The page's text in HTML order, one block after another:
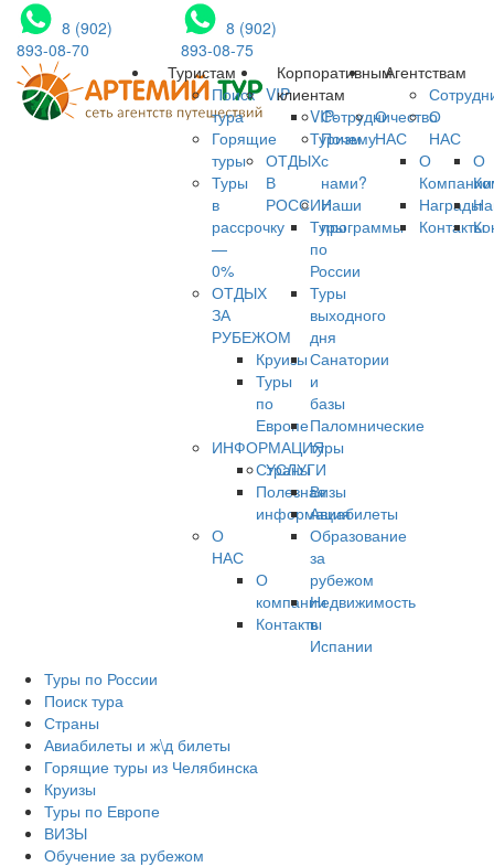
8 (902)
893-08-70
8 (902)
893-08-75
Туристам
Поиск
тура
Горящие
туры
Туры
в
рассрочку
—
0%
ОТДЫХ
ЗА
РУБЕЖОМ
Круизы
Туры
по
Европе
ИНФОРМАЦИЯ
Страны
Полезная
информация
О
НАС
О
компании
Контакты
VIP
VIP-
Туризм
ОТДЫХ
В
РОССИИ
Туры
по
России
Туры
выходного
дня
Санатории
и
базы
Паломнические
туры
УСЛУГИ
Визы
Авиабилеты
Образование
за
рубежом
Недвижимость
в
Испании
Корпоративным
клиентам
Сотрудничество
Почему
с
нами?
Наши
программы
О
НАС
О
Компании
Награды
Контакты
Агентствам
О
НАС
О
Туры по России
Поиск тура
Страны
Авиабилеты и ж\д билеты
Горящие туры из Челябинска
Круизы
Туры по Европе
ВИЗЫ
Обучение за рубежом